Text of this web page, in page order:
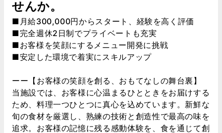
せんか。
■月給300,000円からスタート、経験を高く評価
■完全週休2日制でプライベートも充実
■お客様を笑顔にするメニュー開発に挑戦
■安定した環境で着実にスキルアップ
ーー【お客様の笑顔を創る、おもてなしの舞台裏】
当施設では、お客様に心温まるひとときをお届けする
ため、料理一つひとつに真心を込めています。新鮮な
旬の食材を厳選し、熟練の技術と創造性で最高の味を
追求。お客様の記憶に残る感動体験を、食を通じて創